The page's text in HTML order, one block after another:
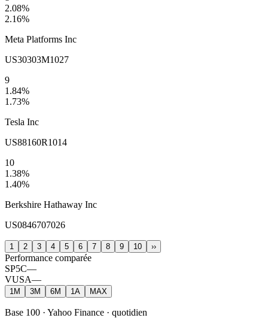
2.08%
2.16%
Meta Platforms Inc
US30303M1027
9
1.84%
1.73%
Tesla Inc
US88160R1014
10
1.38%
1.40%
Berkshire Hathaway Inc
US0846707026
1 2 3 4 5 6 7 8 9 10 ››
Performance comparée
SP5C—
VUSA—
1M 3M 6M 1A MAX
Base 100 · Yahoo Finance · quotidien